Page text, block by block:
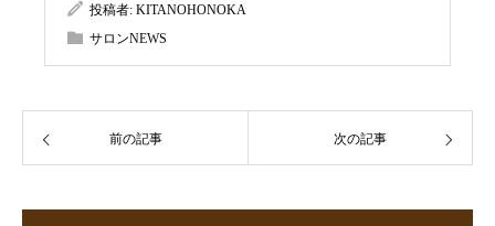
投稿者: KITANOHONOKA
サロンNEWS
前の記事 次の記事